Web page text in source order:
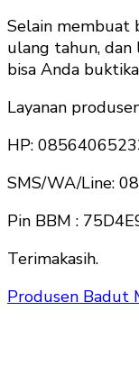
Selain membuat
ulang tahun, dan
bisa Anda
Layanan
HP:
SMS/WA/Line:
Pin BBM :
Terimakasih.
Produsen Badut